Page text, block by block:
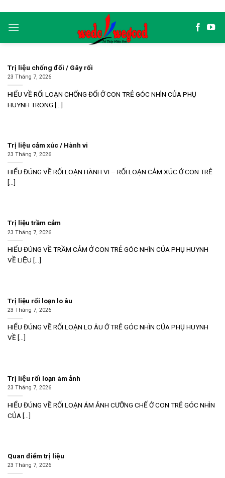
content
Trị liệu chống đối / Gây rối
23 Tháng 7, 2026
HIỂU VỀ RỐI LOẠN CHỐNG ĐỐI Ở CON TRẺ GÓC NHÌN CỦA PHỤ
HUYNH TRONG [...]
Trị liệu cảm xúc / Hành vi
23 Tháng 7, 2026
HIỂU ĐÚNG VỀ RỐI LOẠN HÀNH VI – RỐI LOẠN CẢM XÚC Ở CON TRẺ
[...]
Trị liệu trầm cảm
23 Tháng 7, 2026
HIỂU ĐÚNG VỀ TRẦM CẢM Ở CON TRẺ GÓC NHÌN CỦA PHỤ HUYNH
VỀ LIỆU [...]
Trị liệu rối loạn lo âu
23 Tháng 7, 2026
HIỂU ĐÚNG VỀ RỐI LOẠN LO ÂU Ở TRẺ GÓC NHÌN CỦA PHỤ HUYNH
VỀ [...]
Trị liệu rối loạn ám ảnh
23 Tháng 7, 2026
HIỂU ĐÚNG VỀ RỐI LOẠN ÁM ẢNH CƯỠNG CHẾ Ở CON TRẺ GÓC NHÌN
CỦA [...]
Quan điểm trị liệu
23 Tháng 7, 2026